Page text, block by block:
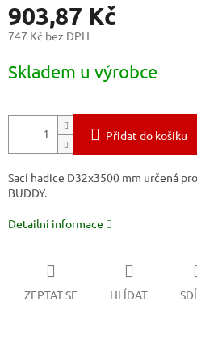
903,87 Kč
747 Kč bez DPH
cena:
Skladem u výrobce
Přidat do košíku
Sací hadice D32x3500 mm určená
BUDDY.
Detailní informace
ZEPTAT SE HLÍDAT